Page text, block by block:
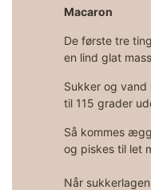
Macaron
De første tre
en lind glat
Sukker og
til 115 grader
Så kommes
og piskes til let
Når